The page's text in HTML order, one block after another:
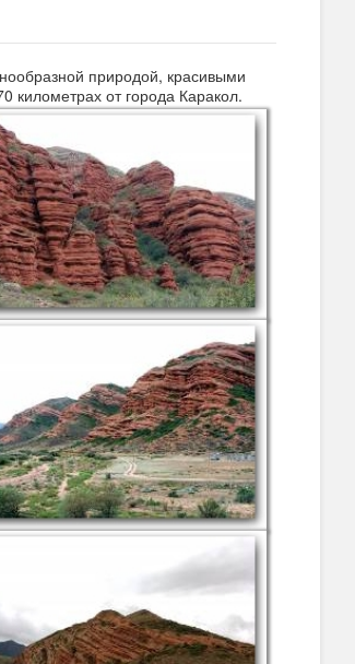
природой, красивыми
от города Каракол.